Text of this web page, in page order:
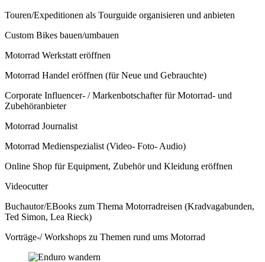
Touren/Expeditionen als Tourguide organisieren und anbieten
Custom Bikes bauen/umbauen
Motorrad Werkstatt eröffnen
Motorrad Handel eröffnen (für Neue und Gebrauchte)
Corporate Influencer- / Markenbotschafter für Motorrad- und
Zubehöranbieter
Motorrad Journalist
Motorrad Medienspezialist (Video- Foto- Audio)
Online Shop für Equipment, Zubehör und Kleidung eröffnen
Videocutter
Buchautor/EBooks zum Thema Motorradreisen (Kradvagabunden,
Ted Simon, Lea Rieck)
Vorträge-/ Workshops zu Themen rund ums Motorrad